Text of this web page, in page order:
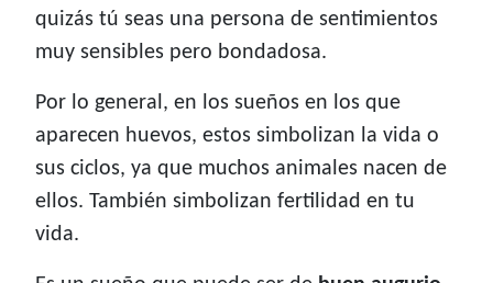
quizás tú seas una persona de sentimientos
muy sensibles pero bondadosa.
Por lo general, en los sueños en los que
aparecen huevos, estos simbolizan la vida o
sus ciclos, ya que muchos animales nacen de
ellos. También simbolizan fertilidad en tu
vida.